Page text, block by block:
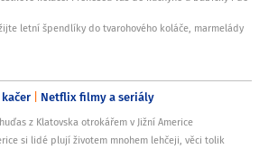
letní špendlíky do tvarohového koláče, marmelády
Netflix filmy a seriály
z Klatovska otrokářem v Jižní Americe
si lidé plují životem mnohem lehčeji, věci tolik